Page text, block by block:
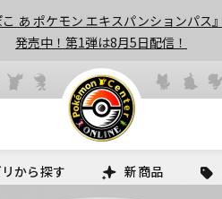
こ あ ポケモン エキスパンションパス』
発売中！第1弾は8月5日配信！
から探す 新商品